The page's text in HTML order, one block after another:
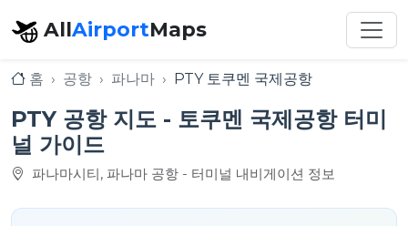
AllAirportMaps
홈 공항 파나마 PTY 토쿠멘 국제공항
PTY 공항 지도 - 토쿠멘 국제공항 터미
널 가이드
파나마시티, 파나마 공항 - 터미널 내비게이션 정보